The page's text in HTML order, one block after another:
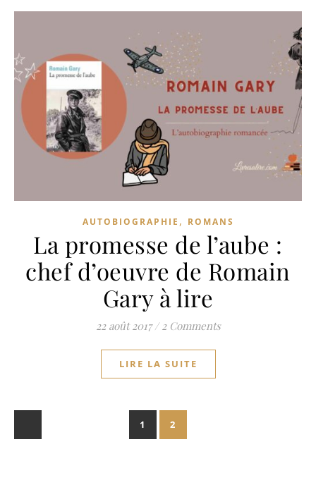
AUTOBIOGRAPHIE , ROMANS
La promesse de l’aube :
chef d’oeuvre de Romain
Gary à lire
22 août 2017 / 2 Comments
LIRE LA SUITE
1 2